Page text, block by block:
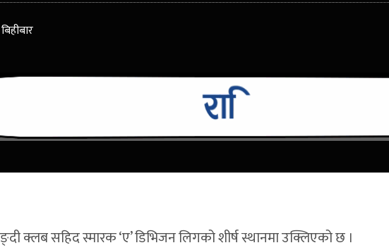
क्लब सहिद स्मारक ‘ए’ डिभिजन लिगको शीर्ष स्थानमा उक्लिएको छ ।